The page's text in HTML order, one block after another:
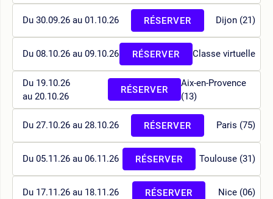
Du 30.09.26 au 01.10.26 Dijon (21)
RÉSERVER
Du 08.10.26 au 09.10.26 Classe virtuelle
RÉSERVER
Du 19.10.26
au 20.10.26
Aix-en-Provence
(13)
RÉSERVER
Du 27.10.26 au 28.10.26 Paris (75)
RÉSERVER
Du 05.11.26 au 06.11.26 Toulouse (31)
RÉSERVER
Du 17.11.26 au 18.11.26 Nice (06)
RÉSERVER